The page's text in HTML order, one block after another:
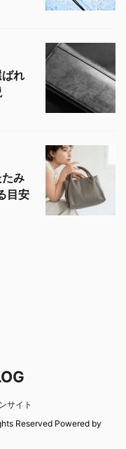
れ
み
目安
サイト
Reserved Powered by